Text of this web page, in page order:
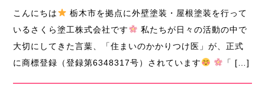
こんにちは
栃木市を拠点に外壁塗装・屋根塗装を行って
いるさくら塗工株式会社です
私たちが日々の活動の中で
大切にしてきた言葉、「住まいのかかりつけ医」が、正式
に商標登録（登録第6348317号）されています
「 […]